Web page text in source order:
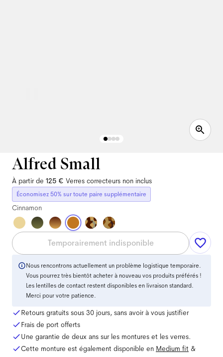
Alfred Small
À partir de 125 € Verres correcteurs non inclus
Économisez 50% sur toute paire supplémentaire
Cinnamon
Temporairement indisponible
Nous rencontrons actuellement un problème logistique temporaire.
Vous pourrez très bientôt acheter à nouveau vos produits préférés !
Les lentilles de contact restent disponibles en livraison standard.
Merci pour votre patience.
Retours gratuits sous 30 jours, sans avoir à vous justifier
Frais de port offerts
Une garantie de deux ans sur les montures et les verres.
Cette monture est également disponible en Medium fit &